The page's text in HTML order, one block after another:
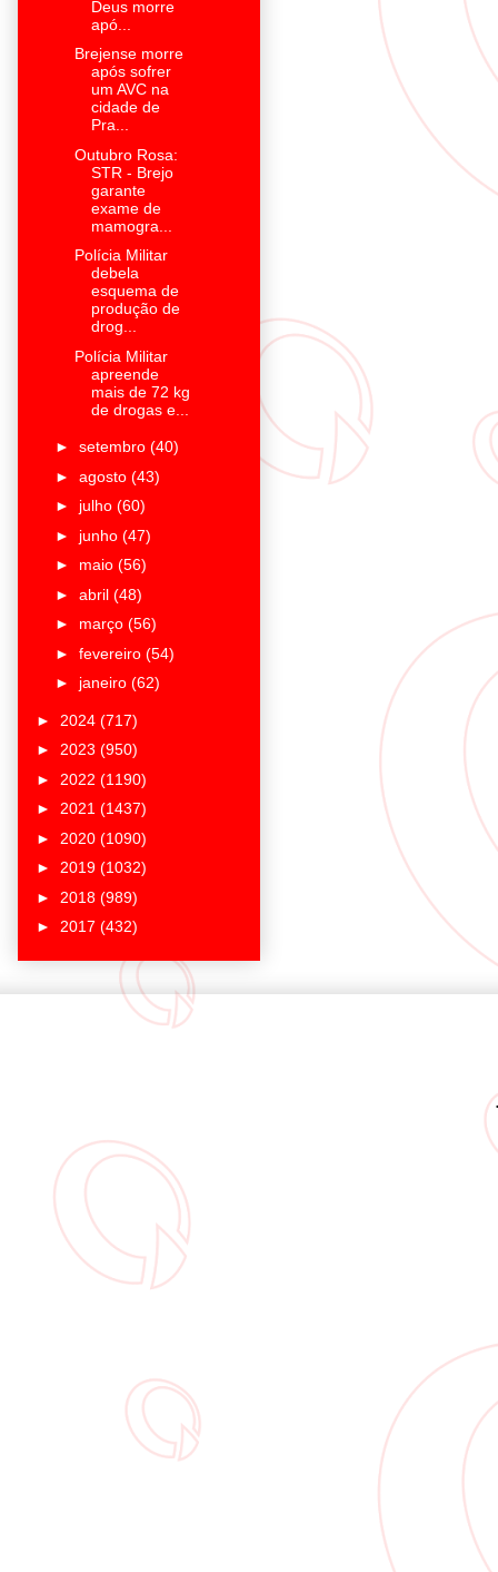
Deus morre
apó...
Brejense morre
após sofrer
um AVC na
cidade de
Pra...
Outubro Rosa:
STR - Brejo
garante
exame de
mamogra...
Polícia Militar
debela
esquema de
produção de
drog...
Polícia Militar
apreende
mais de 72 kg
de drogas e...
► setembro (40)
► agosto (43)
► julho (60)
► junho (47)
► maio (56)
► abril (48)
► março (56)
► fevereiro (54)
► janeiro (62)
► 2024 (717)
► 2023 (950)
► 2022 (1190)
► 2021 (1437)
► 2020 (1090)
► 2019 (1032)
► 2018 (989)
► 2017 (432)